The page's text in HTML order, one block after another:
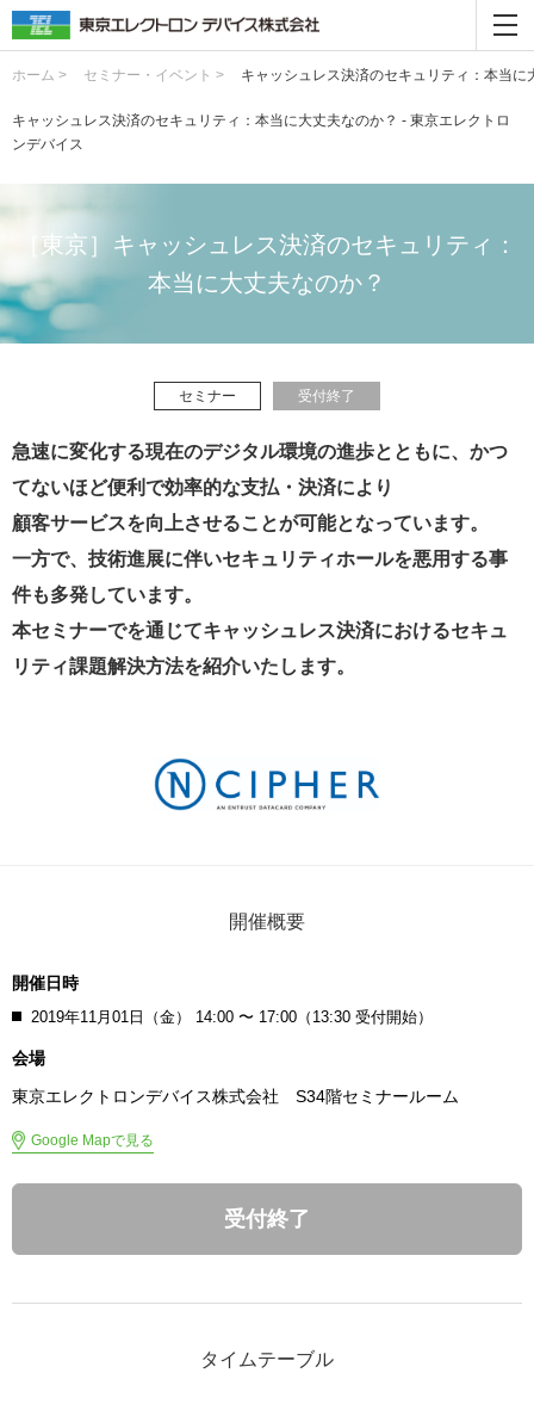
ホーム > セミナー・イベント > キャッシュレス決済のセキュリティ：本当に
キャッシュレス決済のセキュリティ：本当に大丈夫なのか？ - 東京エレクトロ
ンデバイス
［東京］キャッシュレス決済のセキュリティ：
本当に大丈夫なのか？
セミナー 受付終了
急速に変化する現在のデジタル環境の進歩とともに、かつ
てないほど便利で効率的な支払・決済により
顧客サービスを向上させることが可能となっています。
一方で、技術進展に伴いセキュリティホールを悪用する事
件も多発しています。
本セミナーでを通じてキャッシュレス決済におけるセキュ
リティ課題解決方法を紹介いたします。
開催概要
開催日時
2019年11月01日（金） 14:00 〜 17:00（13:30 受付開始）
会場
東京エレクトロンデバイス株式会社 S34階セミナールーム
Google Mapで見る
受付終了
タイムテーブル